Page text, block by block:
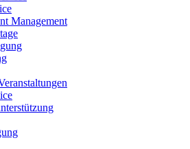
Management